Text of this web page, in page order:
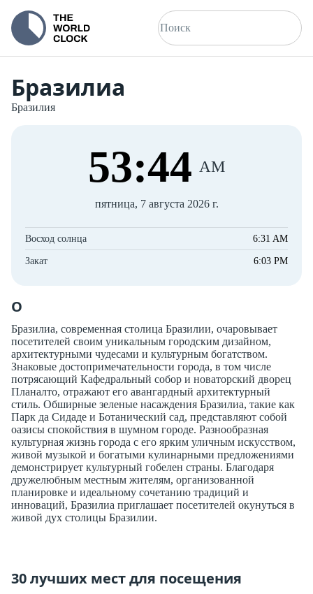
Бразилиа
Бразилия
53:44 AM
пятница, 7 августа 2026 г.
Восход солнца 6:31 AM
Закат 6:03 PM
О
Бразилиа, современная столица Бразилии, очаровывает
посетителей своим уникальным городским дизайном,
архитектурными чудесами и культурным богатством.
Знаковые достопримечательности города, в том числе
потрясающий Кафедральный собор и новаторский дворец
Планалто, отражают его авангардный архитектурный
стиль. Обширные зеленые насаждения Бразилиа, такие как
Парк да Сидаде и Ботанический сад, представляют собой
оазисы спокойствия в шумном городе. Разнообразная
культурная жизнь города с его ярким уличным искусством,
живой музыкой и богатыми кулинарными предложениями
демонстрирует культурный гобелен страны. Благодаря
дружелюбным местным жителям, организованной
планировке и идеальному сочетанию традиций и
инноваций, Бразилиа приглашает посетителей окунуться в
живой дух столицы Бразилии.
30 лучших мест для посещения